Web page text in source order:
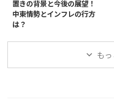
置きの背景と今後の展望！
中東情勢とインフレの行方
は？
も